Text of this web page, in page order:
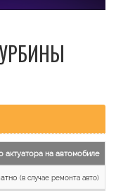
актуатора на автомобиле
(в случае ремонта авто)